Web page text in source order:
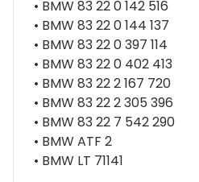
• BMW 83 22 0 142 516
• BMW 83 22 0 144 137
• BMW 83 22 0 397 114
• BMW 83 22 0 402 413
• BMW 83 22 2 167 720
• BMW 83 22 2 305 396
• BMW 83 22 7 542 290
• BMW ATF 2
• BMW LT 71141